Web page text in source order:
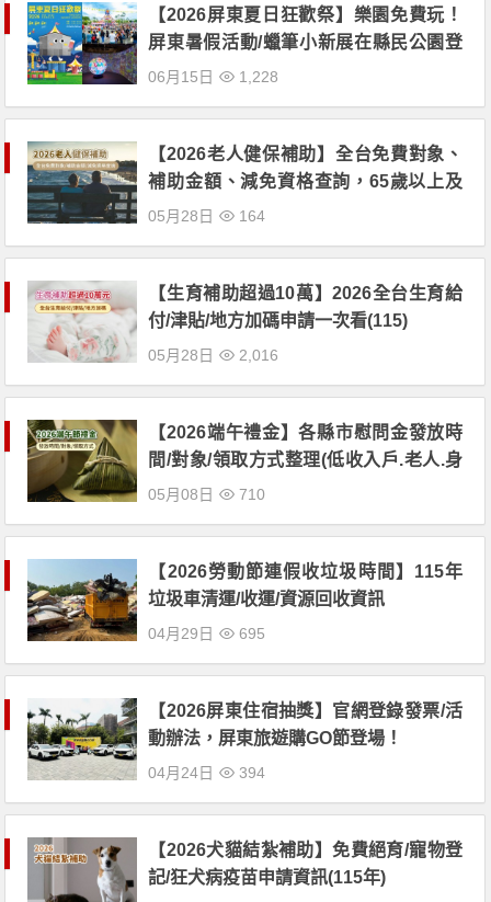
【2026屏東夏日狂歡祭】樂園免費玩！
屏東暑假活動/蠟筆小新展在縣民公園登
場
06月15日 1,228
【2026老人健保補助】全台免費對象、
補助金額、減免資格查詢，65歲以上及
中低收入戶長者適用！(115年)
05月28日 164
【生育補助超過10萬】2026全台生育給
付/津貼/地方加碼申請一次看(115)
05月28日 2,016
【2026端午禮金】各縣市慰問金發放時
間/對象/領取方式整理(低收入戶.老人.身
心障礙者適用)
05月08日 710
【2026勞動節連假收垃圾時間】115年
垃圾車清運/收運/資源回收資訊
04月29日 695
【2026屏東住宿抽獎】官網登錄發票/活
動辦法，屏東旅遊購GO節登場！
04月24日 394
【2026犬貓結紮補助】免費絕育/寵物登
記/狂犬病疫苗申請資訊(115年)